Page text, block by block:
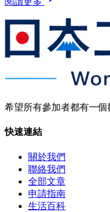
希望所有參加者都有一個
快速連結
關於我們
聯絡我們
全部文章
申請指南
生活百科